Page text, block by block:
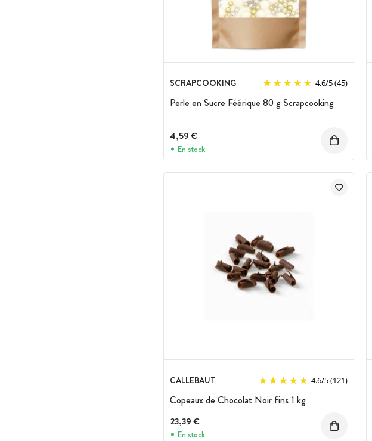
SCRAPCOOKING 4.6/5(45)
Perle en Sucre Féérique 80 g Scrapcooking
4,59 €
En stock
CALLEBAUT 4.6/5(121)
Copeaux de Chocolat Noir fins 1 kg
23,39 €
En stock